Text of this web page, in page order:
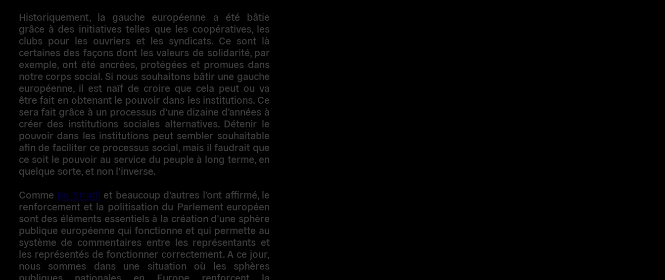
Historiquement, la gauche européenne a été bâtie
grâce à des initiatives telles que les coopératives, les
clubs pour les ouvriers et les syndicats. Ce sont là
certaines des façons dont les valeurs de solidarité, par
exemple, ont été ancrées, protégées et promues dans
notre corps social. Si nous souhaitons bâtir une gauche
européenne, il est naïf de croire que cela peut ou va
être fait en obtenant le pouvoir dans les institutions. Ce
sera fait grâce à un processus d’une dizaine d’années à
créer des institutions sociales alternatives. Détenir le
pouvoir dans les institutions peut sembler souhaitable
afin de faciliter ce processus social, mais il faudrait que
ce soit le pouvoir au service du peuple à long terme, en
quelque sorte, et non l’inverse.
Comme Bo Strath et beaucoup d’autres l’ont affirmé, le
renforcement et la politisation du Parlement européen
sont des éléments essentiels à la création d’une sphère
publique européenne qui fonctionne et qui permette au
système de commentaires entre les représentants et
les représentés de fonctionner correctement. A ce jour,
nous sommes dans une situation où les sphères
publiques nationales en Europe renforcent la